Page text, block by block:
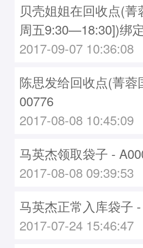
贝壳姐姐在回收点(
周五9:30—18:30])绑
2017-09-07 10:36:08
陈思发给回收点(菁
00776
2017-08-08 10:45:09
马英杰领取袋子 -
2017-08-08 09:39:53
马英杰正常入库袋子
2017-07-24 15:46:47